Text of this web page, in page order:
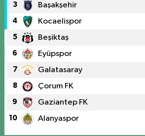
3 Başakşehir
4 Kocaelispor
5 Beşiktaş
6 Eyüpspor
7 Galatasaray
8 Çorum FK
9 Gaziantep FK
10 Alanyaspor